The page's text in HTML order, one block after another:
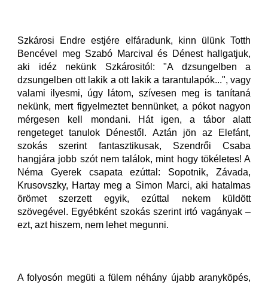
Szkárosi Endre estjére elfáradunk, kinn ülünk Totth
Bencével meg Szabó Marcival és Dénest hallgatjuk,
aki idéz nekünk Szkárositól: "A dzsungelben a
dzsungelben ott lakik a ott lakik a tarantulapók...", vagy
valami ilyesmi, úgy látom, szívesen meg is tanítaná
nekünk, mert figyelmeztet bennünket, a pókot nagyon
mérgesen kell mondani. Hát igen, a tábor alatt
rengeteget tanulok Dénestől. Aztán jön az Elefánt,
szokás szerint fantasztikusak, Szendrői Csaba
hangjára jobb szót nem találok, mint hogy tökéletes! A
Néma Gyerek csapata ezúttal: Sopotnik, Závada,
Krusovszky, Hartay meg a Simon Marci, aki hatalmas
örömet szerzett egyik, ezúttal nekem küldött
szövegével. Egyébként szokás szerint irtó vagányak –
ezt, azt hiszem, nem lehet megunni.
A folyosón megüti a fülem néhány újabb aranyköpés,